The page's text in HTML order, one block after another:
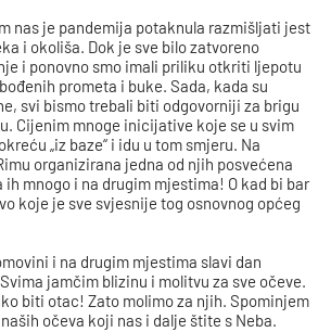
nas je pandemija potaknula razmišljati jest
i okoliša. Dok je sve bilo zatvoreno
i ponovno smo imali priliku otkriti ljepotu
prometa i buke. Sada, kada su
svi bismo trebali biti odgovorniji za brigu
Cijenim mnoge inicijative koje se u svim
„iz baze“ i idu u tom smjeru. Na
organizirana jedna od njih posvećena
mnogo i na drugim mjestima! O kad bi bar
koje je sve svjesnije tog osnovnog općeg
i na drugim mjestima slavi dan
jamčim blizinu i molitvu za sve očeve.
biti otac! Zato molimo za njih. Spominjem
očeva koji nas i dalje štite s Neba.